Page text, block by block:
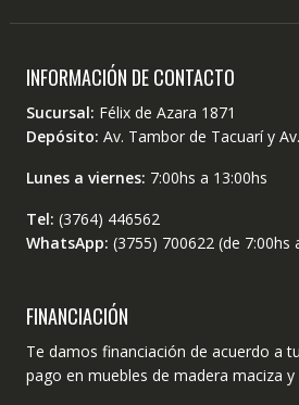
INFORMACIÓN DE CONTACTO
Sucursal: Félix de Azara 1871
Depósito: Av. Tambor de Tacuarí y
Lunes a viernes: 7:00hs a 13:00hs
Tel: (3764) 446562
WhatsApp: (3755) 700622 (de 7:00hs
FINANCIACIÓN
Te damos financiación de acuerdo a
pago en muebles de madera maciza